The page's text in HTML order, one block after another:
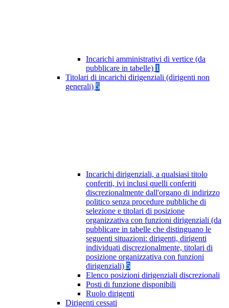
Incarichi amministrativi di vertice (da
pubblicare in tabelle) 1
Titolari di incarichi dirigenziali (dirigenti non
generali) 5
Incarichi dirigenziali, a qualsiasi titolo
conferiti, ivi inclusi quelli conferiti
discrezionalmente dall'organo di indirizzo
politico senza procedure pubbliche di
selezione e titolari di posizione
organizzativa con funzioni dirigenziali (da
pubblicare in tabelle che distinguano le
seguenti situazioni: dirigenti, dirigenti
individuati discrezionalmente, titolari di
posizione organizzativa con funzioni
dirigenziali) 5
Elenco posizioni dirigenziali discrezionali
Posti di funzione disponibili
Ruolo dirigenti
Dirigenti cessati